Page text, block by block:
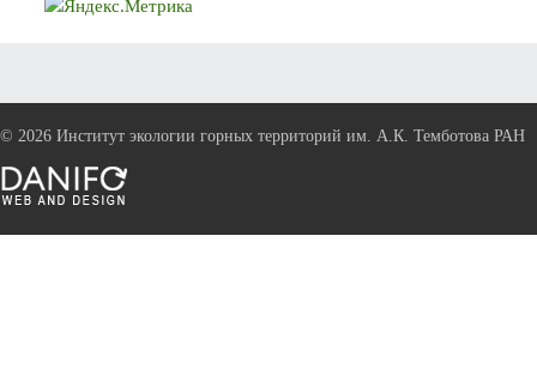
© 2026 Институт экологии горных территорий им. А.К. Темботова РАН